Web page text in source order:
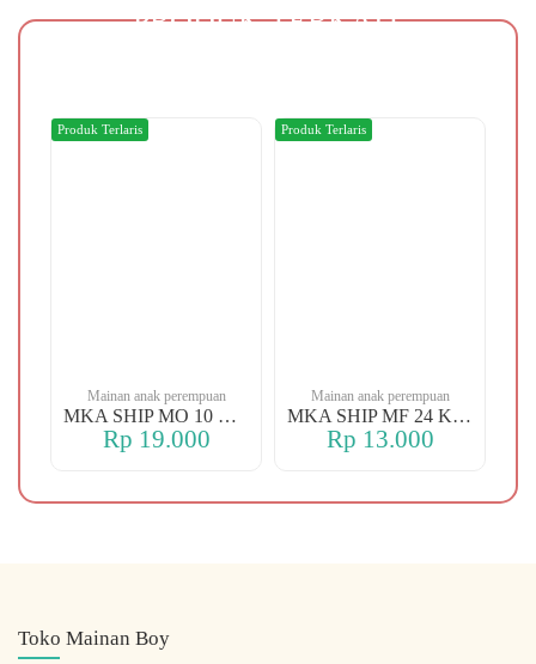
PRODUK TERKAIT
Mainan anak perempuan
MKA SHIP MO 10 CHERRY
Rp 19.000
Produk Terlaris
Mainan anak perempuan
MKA SHIP MF 24 KERANJANG
Rp 13.000
Produk Terlaris
Toko Mainan Boy